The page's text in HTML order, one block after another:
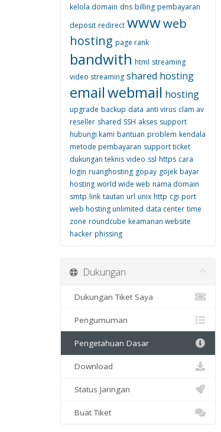
kelola domain dns billing pembayaran
deposit redirect wwwweb
hosting page rank
bandwith html streaming
video streaming shared hosting
emailwebmail hosting
upgrade backup data anti virus clam av
reseller shared SSH akses support
hubungi kami bantuan problem kendala
metode pembayaran support ticket
dukungan teknis video ssl https cara
login ruanghosting gopay gojek bayar
hosting world wide web nama domain
smtp link tautan url unix http cgi port
web hosting unlimited data center time
zone roundcube keamanan website
hacker phissing
Dukungan
Dukungan Tiket Saya
Pengumuman
Pengetahuan Dasar
Download
Status Jaringan
Buat Tiket